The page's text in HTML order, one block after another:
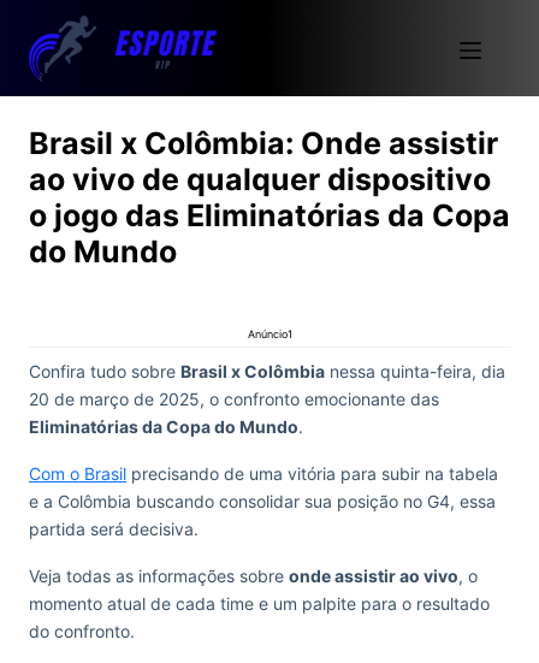
Brasil x Colômbia: Onde assistir
ao vivo de qualquer dispositivo
o jogo das Eliminatórias da Copa
do Mundo
Anúncio1
Confira tudo sobre Brasil x Colômbia nessa quinta-feira, dia
20 de março de 2025, o confronto emocionante das
Eliminatórias da Copa do Mundo.
Com o Brasil precisando de uma vitória para subir na tabela
e a Colômbia buscando consolidar sua posição no G4, essa
partida será decisiva.
Veja todas as informações sobre onde assistir ao vivo, o
momento atual de cada time e um palpite para o resultado
do confronto.